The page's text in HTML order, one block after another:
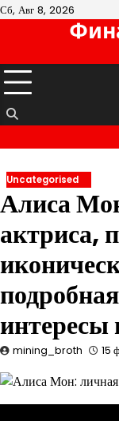
Перейти
Сб, Авг 8, 2026
Uncategorised
Алиса
актриса,
интересы
mining_broth 15